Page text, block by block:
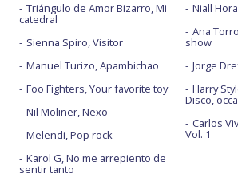
Triángulo de Amor Bizarro, Mi
catedral
Sienna Spiro, Visitor
Manuel Turizo, Apambichao
Foo Fighters, Your favorite toy
Nil Moliner, Nexo
Melendi, Pop rock
Karol G, No me arrepiento de
sentir tanto
Niall
Ana
show
Jorge
Harry
Disco,
Carlos
Vol. 1